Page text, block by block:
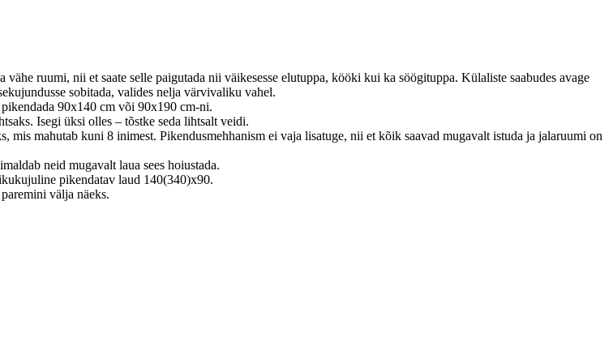
ruumi, nii et saate selle paigutada nii väikesesse elutuppa, kööki kui ka söögituppa. Külaliste saabudes avage
sobitada, valides nelja värvivaliku vahel.
90x140 cm või 90x190 cm-ni.
Isegi üksi olles – tõstke seda lihtsalt veidi.
mahutab kuni 8 inimest. Pikendusmehhanism ei vaja lisatuge, nii et kõik saavad mugavalt istuda ja jalaruumi on
neid mugavalt laua sees hoiustada.
pikendatav laud 140(340)x90.
välja näeks.